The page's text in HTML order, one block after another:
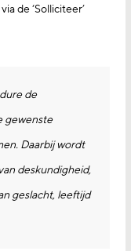
de ‘Solliciteer’
de
gewenste
Daarbij wordt
deskundigheid,
geslacht, leeftijd